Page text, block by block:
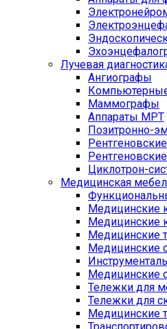
Лучевая
Ангиографы
Маммографы
Аппараты МРТ
Позитронно-
Циклотрон-
Медицинская
Медицинские
Медицинские
Медицинские
Медицинские
Медицинские
Тележки для
Тележки для
Медицинские